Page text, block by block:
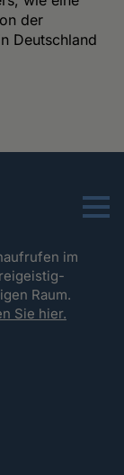
der
Deutschland
Menu
im
Raum.
Sie hier.